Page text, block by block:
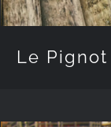
Le Pignot